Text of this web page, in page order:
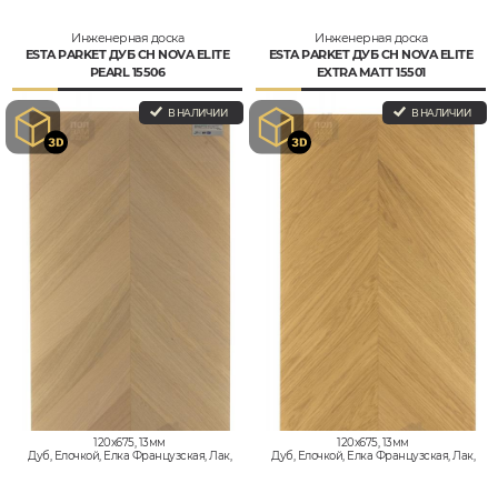
Инженерная доска
ESTA PARKET ДУБ CH NOVA ELITE
PEARL 15506
В НАЛИЧИИ
120x675, 13мм
Дуб, Елочкой, Елка Французская, Лак,
Инженерная доска
ESTA PARKET ДУБ CH NOVA ELITE
EXTRA MATT 15501
В НАЛИЧИИ
120x675, 13мм
Дуб, Елочкой, Елка Французская, Лак,